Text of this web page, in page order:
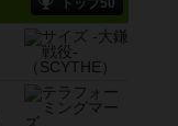
トップ50